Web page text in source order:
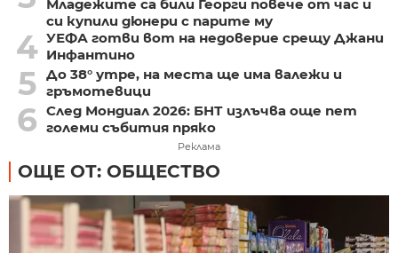
Младежите са били Георги повече от час и
си купили дюнери с парите му
4 УЕФА готви вот на недоверие срещу Джани
Инфантино
5 До 38° утре, на места ще има валежи и
гръмотевици
6 След Мондиал 2026: БНТ излъчва още пет
големи събития пряко
Реклама
ОЩЕ ОТ: ОБЩЕСТВО